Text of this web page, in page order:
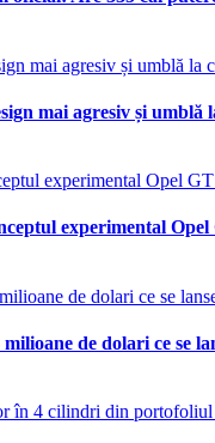
mai agresiv și umblă
experimental Opel
de dolari ce se